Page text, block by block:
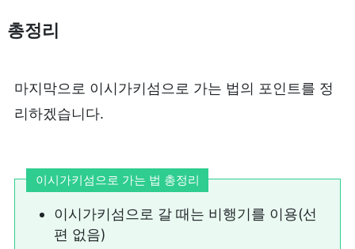
총정리
마지막으로 이시가키섬으로 가는 법의 포인트를 정
리하겠습니다.
이시가키섬으로 가는 법 총정리
이시가키섬으로 갈 때는 비행기를 이용(선
편 없음)